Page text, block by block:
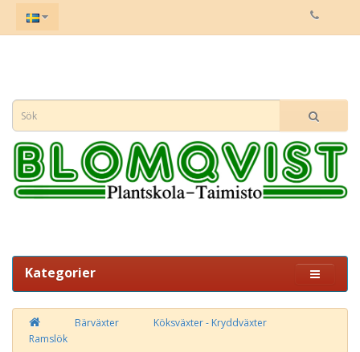
Kategorier
Bärväxter
Köksväxter - Kryddväxter
Ramslök